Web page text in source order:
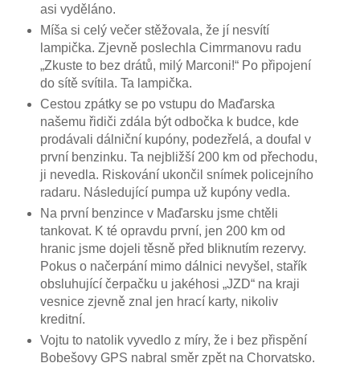
asi vyděláno.
Míša si celý večer stěžovala, že jí nesvítí
lampička. Zjevně poslechla Cimrmanovu radu
„Zkuste to bez drátů, milý Marconi!“ Po připojení
do sítě svítila. Ta lampička.
Cestou zpátky se po vstupu do Maďarska
našemu řidiči zdála být odbočka k budce, kde
prodávali dálniční kupóny, podezřelá, a doufal v
první benzinku. Ta nejbližší 200 km od přechodu,
ji nevedla. Riskování ukončil snímek policejního
radaru. Následující pumpa už kupóny vedla.
Na první benzince v Maďarsku jsme chtěli
tankovat. K té opravdu první, jen 200 km od
hranic jsme dojeli těsně před bliknutím rezervy.
Pokus o načerpání mimo dálnici nevyšel, stařík
obsluhující čerpačku u jakéhosi „JZD“ na kraji
vesnice zjevně znal jen hrací karty, nikoliv
kreditní.
Vojtu to natolik vyvedlo z míry, že i bez přispění
Bobešovy GPS nabral směr zpět na Chorvatsko.